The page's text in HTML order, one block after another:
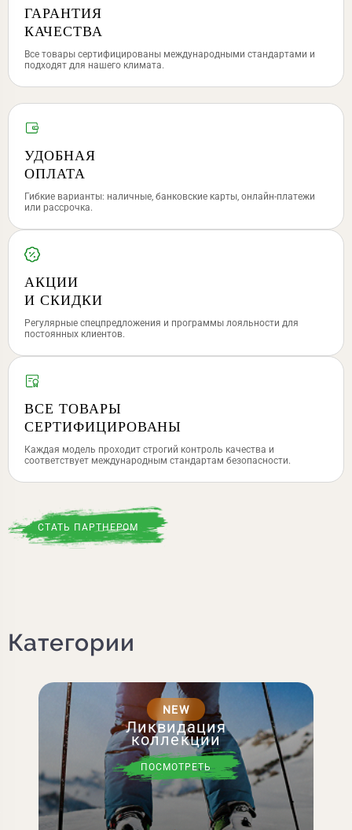
ГАРАНТИЯ
КАЧЕСТВА
Все товары сертифицированы международными стандартами и
подходят для нашего климата.
УДОБНАЯ
ОПЛАТА
Гибкие варианты: наличные, банковские карты, онлайн-платежи
или рассрочка.
АКЦИИ
И СКИДКИ
Регулярные спецпредложения и программы лояльности для
постоянных клиентов.
ВСЕ ТОВАРЫ
СЕРТИФИЦИРОВАНЫ
Каждая модель проходит строгий контроль качества и
соответствует международным стандартам безопасности.
СТАТЬ ПАРТНЕРОМ
Категории
NEW
Ликвидация
коллекции
ПОСМОТРЕТЬ